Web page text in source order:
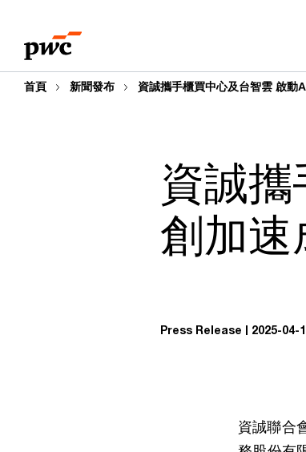
content
footer
首頁 新聞發布 資誠攜手櫃買中心及台智雲 啟動
資誠
創加速
Press Release 2025-04-
資誠聯合